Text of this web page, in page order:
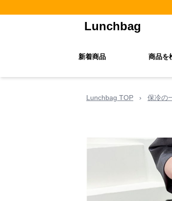
Lunchbag
新着商品 商品を
Lunchbag TOP › 保冷の